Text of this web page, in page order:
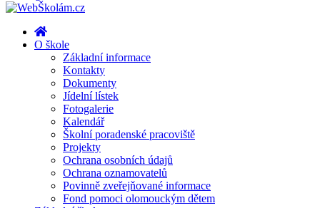
O škole
Základní informace
Kontakty
Dokumenty
Jídelní lístek
Fotogalerie
Kalendář
Školní poradenské pracoviště
Projekty
Ochrana osobních údajů
Ochrana oznamovatelů
Povinně zveřejňované informace
Fond pomoci olomouckým dětem